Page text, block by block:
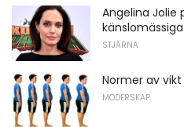
Angelina Jolie
STJÄRNA
Normer av
MODERSKAP